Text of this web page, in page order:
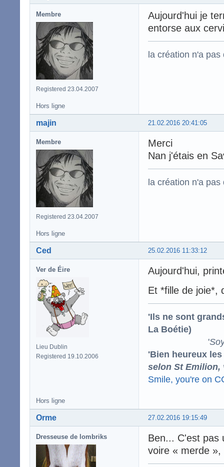
Membre
Registered 23.04.2007
Aujourd'hui je
entorse aux
la création n'a
Hors ligne
21.02.2016 20:41:05
majin
Membre
Registered 23.04.2007
Merci
Nan j'étais en
la création n'a
Hors ligne
25.02.2016 11:33:12
Ced
Ver de Éire
Lieu Dublin
Registered 19.10.2006
Aujourd'hui,
Et *fille de joie*,
'Ils ne sont
La Boétie)
'
'Bien heureux
selon St Emilion,
Smile, you're on
Hors ligne
27.02.2016 19:15:49
Orme
Dresseuse de lombriks
Ben... C'est pas
voire « merde